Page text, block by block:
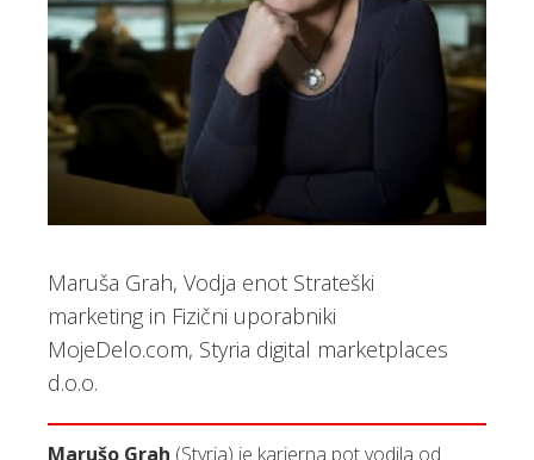
Maruša Grah, Vodja enot Strateški
marketing in Fizični uporabniki
MojeDelo.com, Styria digital marketplaces
d.o.o.
Marušo Grah (Styria) je karierna pot vodila od